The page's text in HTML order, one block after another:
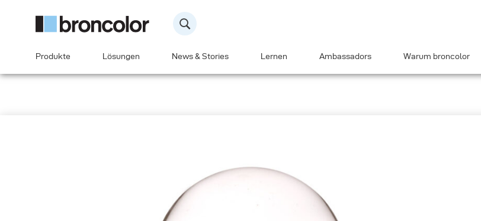
Produkte Lösungen News & Stories Lernen Ambassadors Warum broncolor